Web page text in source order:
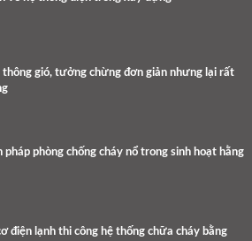
thông gió, tưởng chừng đơn giản nhưng lại rất
pháp phòng chống cháy nổ trong sinh hoạt hằng
điện lạnh thi công hệ thống chữa cháy bằng